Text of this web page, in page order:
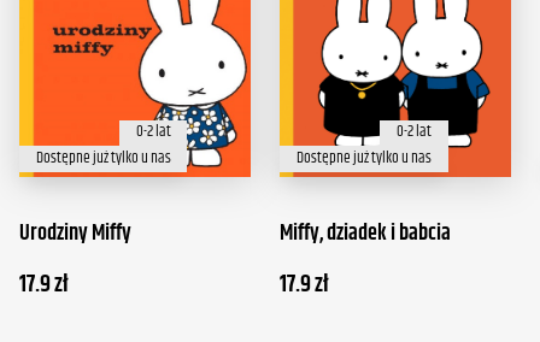
0-2 lat
Dostępne już tylko u nas
Urodziny Miffy
17.9zł
0-2 lat
Dostępne już tylko u nas
Miffy, dziadek i babcia
17.9zł